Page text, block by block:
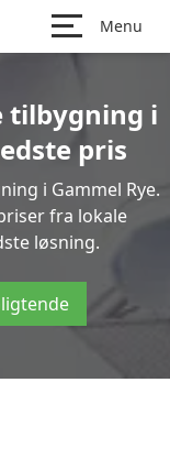
Menu
tilbygning i
pris
i Gammel Rye.
fra lokale
løsning.